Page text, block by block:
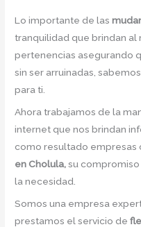
Lo importante de las
tranquilidad que brindan
pertenencias asegurando
sin ser arruinadas,
para ti.
Ahora trabajamos de la
internet que nos brindan
como resultado
en Cholula,su
la necesidad.
Somos una empresa
prestamos el servicio de